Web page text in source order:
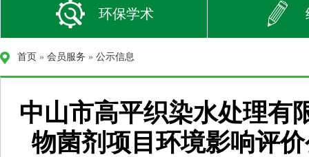
环保学术
首页 » 会员服务 » 公示信息
中山市高平织染水处理有
物菌剂项目环境影响评